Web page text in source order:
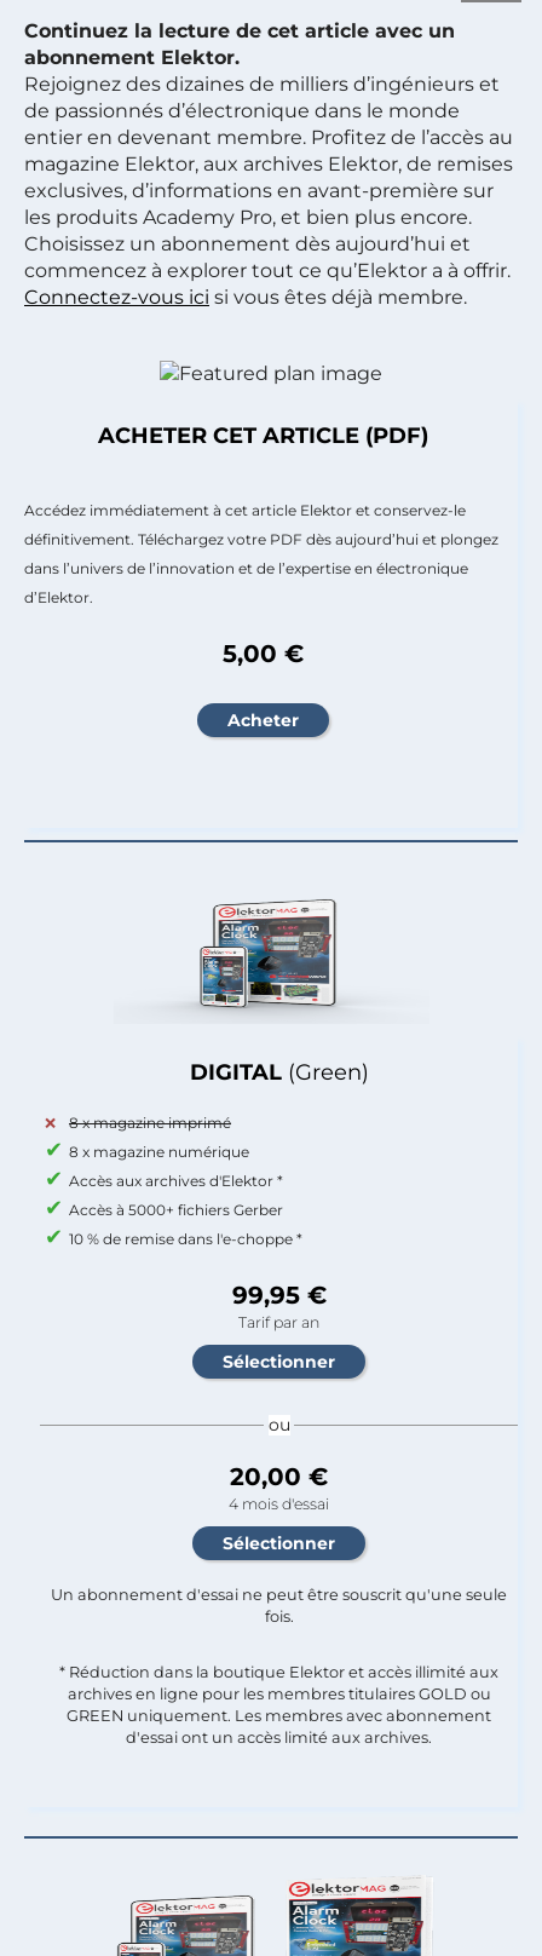
Continuez la lecture de cet article avec un
abonnement Elektor.
Rejoignez des dizaines de milliers d’ingénieurs et
de passionnés d’électronique dans le monde
entier en devenant membre. Profitez de l’accès au
magazine Elektor, aux archives Elektor, de remises
exclusives, d’informations en avant-première sur
les produits Academy Pro, et bien plus encore.
Choisissez un abonnement dès aujourd’hui et
commencez à explorer tout ce qu’Elektor a à offrir.
Connectez-vous ici si vous êtes déjà membre.
DIGITAL (Green)
8 x magazine imprimé
8 x magazine numérique
Accès aux archives d'Elektor *
Accès à 5000+ fichiers Gerber
10 % de remise dans l'e-choppe *
99,95 €
Tarif par an
ou
20,00 €
4 mois d'essai
Un abonnement d'essai ne peut être souscrit qu'une seule
fois.​
* Réduction dans la boutique Elektor et accès illimité aux
archives en ligne pour les membres titulaires GOLD ou
GREEN uniquement. Les membres avec abonnement
d'essai ont un accès limité aux archives.
ACHETER CET ARTICLE (PDF)
Accédez immédiatement à cet article Elektor et conservez-le
définitivement. Téléchargez votre PDF dès aujourd’hui et plongez
dans l’univers de l’innovation et de l’expertise en électronique
d’Elektor.
5,00 €